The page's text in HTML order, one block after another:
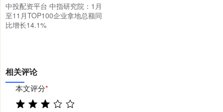
中投配资平台 中指研究院：1月
至11月TOP100企业拿地总额同
比增长14.1%
相关评论
本文评分*